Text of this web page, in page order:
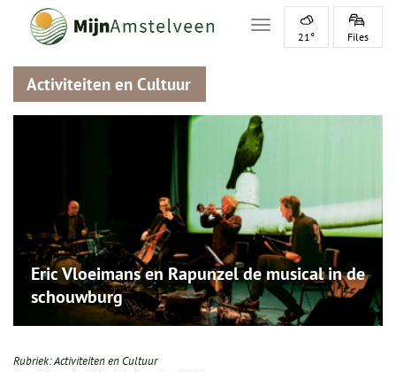
Toggle navigation
21° Files
Activiteiten en Cultuur
Eric Vloeimans en Rapunzel de musical in de
schouwburg
Rubriek:Activiteiten en Cultuur